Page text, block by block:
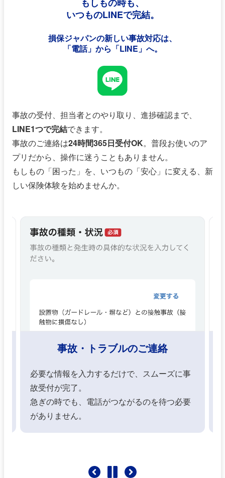
もしもの時も、
いつものLINEで完結。
損保ジャパンの新しい事故対応は、
「電話」から「LINE」へ。
事故の受付、担当者とのやり取り、進捗確認まで、
LINE1つで完結できます。
事故のご連絡は24時間365日受付OK。普段お使いのア
プリだから、操作に迷うこともありません。
もしもの「困った」を、いつもの「安心」に変える、新
しい保険体験を始めませんか。
事故・トラブルのご連絡
必要な情報を入力するだけで、スムーズに事
故受付が完了。
急ぎの時でも、電話がつながるのを待つ必要
がありません。